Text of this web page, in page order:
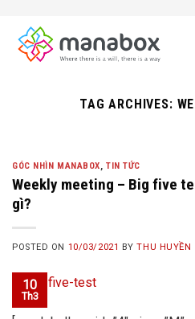
content
TAG ARCHIVES:
GÓC NHÌN MANABOX,TIN TỨC
Weekly meeting – Big five
gì?
POSTED ON 10/03/2021 BYTHU HUYỀN
10
Th3